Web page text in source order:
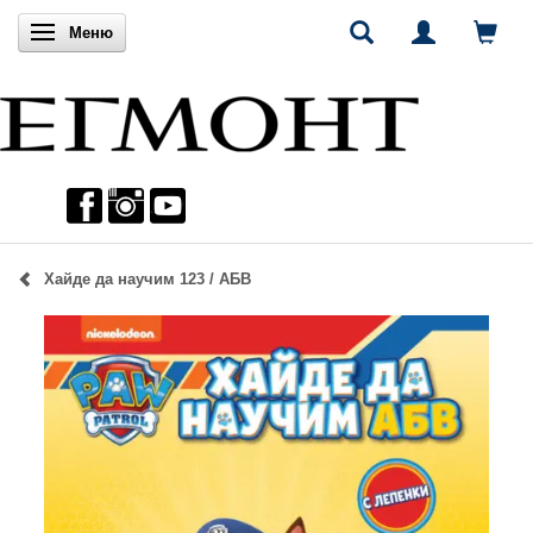
Включи навигацията
Меню
Хайде да научим 123 / АБВ